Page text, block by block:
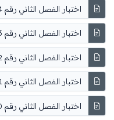
اختبار الفصل الثاني رقم 34
اختبار الفصل الثاني رقم 33
اختبار الفصل الثاني رقم 32
اختبار الفصل الثاني رقم 31
اختبار الفصل الثاني رقم 30